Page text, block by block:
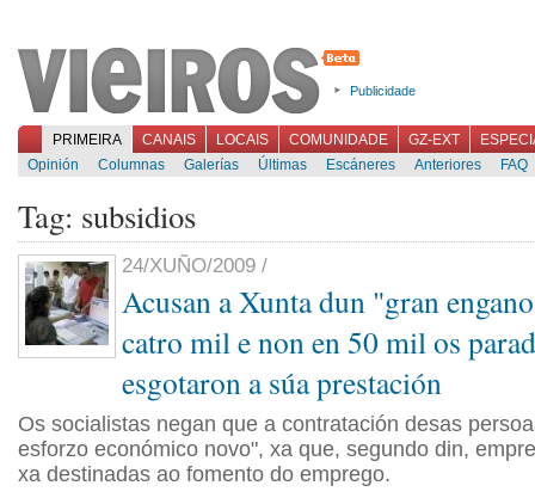
Publicidade
PRIMEIRA CANAIS LOCAIS COMUNIDADE GZ-EXT
Opinión
Columnas Galerías Últimas Escáneres Anteriores FAQ
Tag: subsidios
24/XUÑO/2009 /
Acusan a Xunta dun "gran
catro mil e non en 50 mil os
esgotaron a súa prestación
Os socialistas negan que a contratación desas
esforzo económico novo", xa que, segundo din,
xa destinadas ao fomento do emprego.